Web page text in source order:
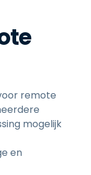
remote
mogelijk
en